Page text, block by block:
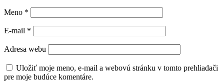
Meno *
E-mail *
Adresa webu
Uložiť moje meno, e-mail a webovú stránku v tomto prehliadači
pre moje budúce komentáre.